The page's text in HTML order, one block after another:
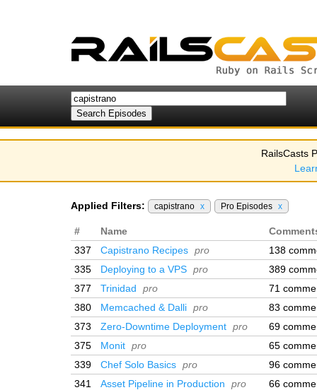
RailsCasts
Applied Filters: capistrano x Pro Episodes x
# Name
337
Capistrano Recipes pro
138
335
Deploying to a VPS pro
389
377
Trinidad pro
71
380
Memcached & Dalli pro
83
373
Zero-Downtime Deployment pro
69
375
Monit pro
65
339
Chef Solo Basics pro
96
341
Asset Pipeline in Production pro 66